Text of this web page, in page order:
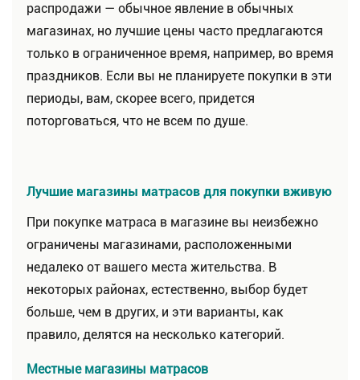
распродажи — обычное явление в обычных
магазинах, но лучшие цены часто предлагаются
только в ограниченное время, например, во время
праздников. Если вы не планируете покупки в эти
периоды, вам, скорее всего, придется
поторговаться, что не всем по душе.
Лучшие магазины матрасов для покупки вживую
При покупке матраса в магазине вы неизбежно
ограничены магазинами, расположенными
недалеко от вашего места жительства. В
некоторых районах, естественно, выбор будет
больше, чем в других, и эти варианты, как
правило, делятся на несколько категорий.
Местные магазины матрасов